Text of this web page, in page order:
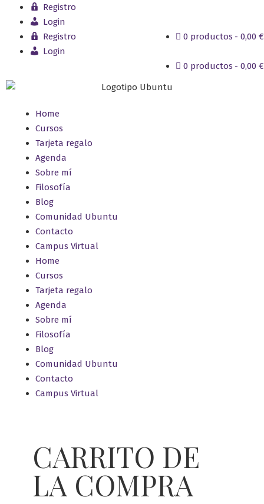
Registro
Login
0 productos
0,00 €
Registro
Login
0 productos
0,00 €
Home
Cursos
Tarjeta regalo
Agenda
Sobre mí
Filosofía
Blog
Comunidad Ubuntu
Contacto
Campus Virtual
Home
Cursos
Tarjeta regalo
Agenda
Sobre mí
Filosofía
Blog
Comunidad Ubuntu
Contacto
Campus Virtual
CARRITO DE
LA COMPRA